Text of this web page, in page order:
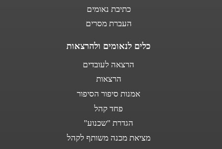
כתיבת נאומים
העברת מסרים
כלים לנאומים ולהרצאות
הרצאה לעובדים
הרצאות
אמנות סיפור הסיפור
פחד קהל
הגדרת "שכנוע"
מציאת מכנה משותף לקהל